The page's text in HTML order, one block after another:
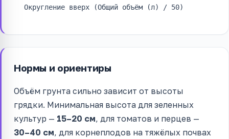
Округление вверх (Общий объём (л) / 50)
Нормы и ориентиры
Объём грунта сильно зависит от высоты
грядки. Минимальная высота для зеленных
культур — 15–20 см, для томатов и перцев —
30–40 см, для корнеплодов на тяжёлых почвах